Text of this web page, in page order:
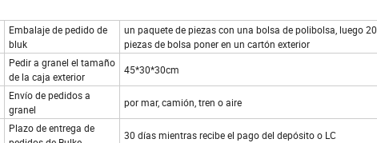
Embalaje de pedido de
bluk
un paquete de piezas con una bolsa de polibolsa, luego 20
piezas de bolsa poner en un cartón exterior
Pedir a granel el tamaño
de la caja exterior
45*30*30cm
Envío de pedidos a
granel
por mar, camión, tren o aire
Plazo de entrega de
30 días mientras recibe el pago del depósito o LC